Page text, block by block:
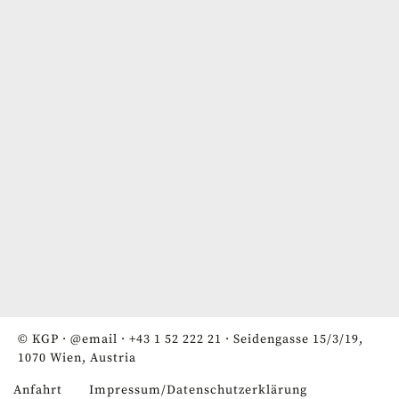
© KGP · @email · +43 1 52 222 21 · Seidengasse 15/3/19,
1070 Wien, Austria
Anfahrt Impressum/Datenschutzerklärung